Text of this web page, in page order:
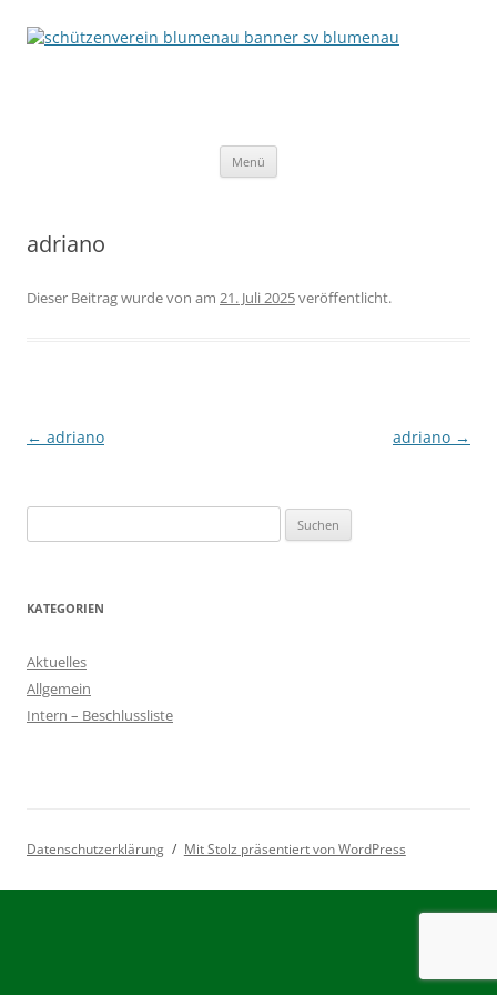
Schützenverein Blumenau von
Menü
adriano
Dieser Beitrag wurdevon am 21. Juli 2025veröffentlicht.
Beitragsnavigation
← adriano adriano →
nach:
KATEGORIEN
Aktuelles
Allgemein
Intern – Beschlussliste
Datenschutzerklärung Mit Stolz präsentiert von WordPress